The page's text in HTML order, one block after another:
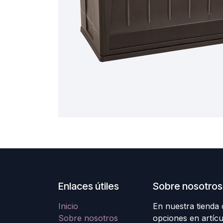
Enlaces útiles
Inicio
Sobre nosotros
Sobre nosotros
En nuestra tienda
opciones en